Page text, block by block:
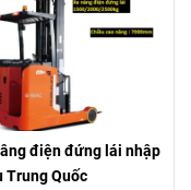
lái Trung Quốc vận
bằng bình ắc quy chì
pin Lithium, giúp tiết
nhiên liệu và thân thiện
trường so với xe
dầu hoặc xăng.
điện đứng lái nhập
Trung Quốc